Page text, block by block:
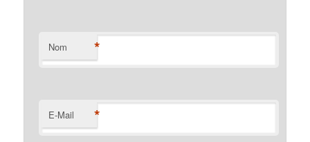
Nom *
E-Mail *